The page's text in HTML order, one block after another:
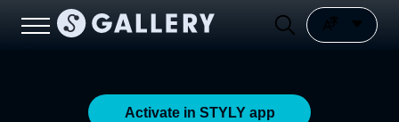
Activate in STYLY app